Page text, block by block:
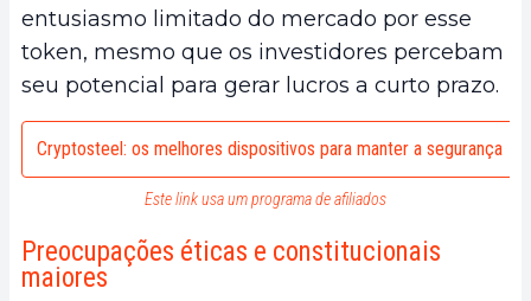
entusiasmo limitado do mercado por esse
token, mesmo que os investidores percebam
seu potencial para gerar lucros a curto prazo.
Cryptosteel: os melhores dispositivos para manter a segurança
Este link usa um programa de afiliados
Preocupações éticas e constitucionais
maiores